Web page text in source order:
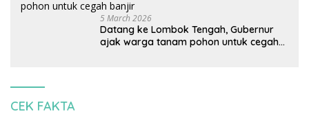
5 March 2026
Datang ke Lombok Tengah, Gubernur
ajak warga tanam pohon untuk cegah
CEK FAKTA